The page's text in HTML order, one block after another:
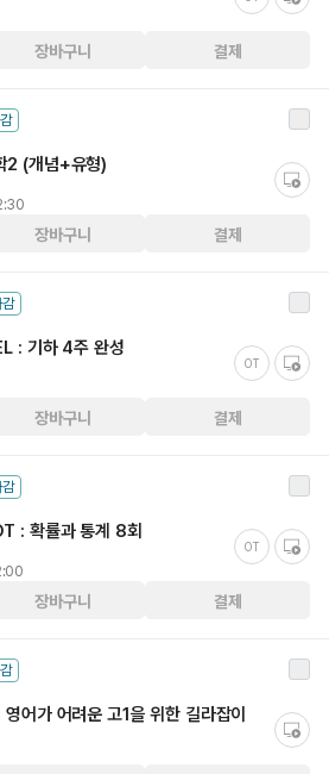
장바구니 결제
2 (개념+유형)
장바구니 결제
: 기하 4주 완성
OT
장바구니 결제
: 확률과 통계 8회
OT
장바구니 결제
어가 어려운 고1을 위한 길라잡이